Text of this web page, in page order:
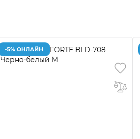
-5% ОНЛАЙН